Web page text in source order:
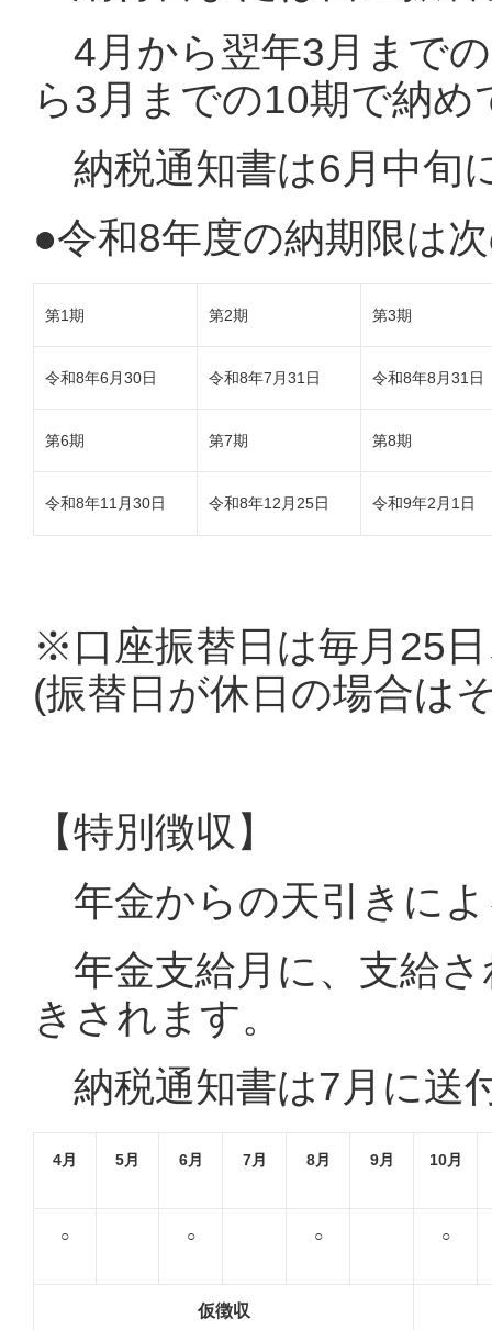
4月から翌年3月まで
ら3月までの10期で納
納税通知書は6月中旬
●令和8年度の納期限は
第1期 第2期 第3期
令和8年6月30日 令和8年7月31日 令和8年8月31日
第6期 第7期 第8期
令和8年11月30日 令和8年12月25日 令和9年2月1日
※口座振替日は毎月25
(振替日が休日の場合は
【特別徴収】
年金からの天引きに
年金支給月に、支給
きされます。
納税通知書は7月に送
4月 5月 6月 7月 8月 9月 10月
○ ○ ○ ○
仮徴収